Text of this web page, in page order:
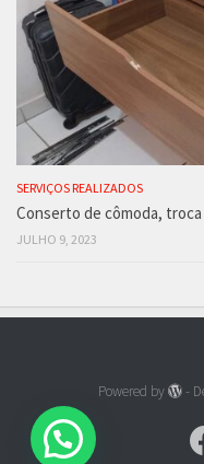
SERVIÇOS REALIZADOS
Conserto de cômoda,
JULHO 9, 2023
Powered by -